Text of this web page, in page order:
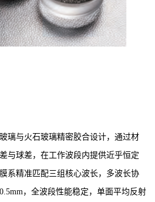
璃与火石玻璃精密胶合设计，通过材
与球差，在工作波段内提供近乎恒定
系精准匹配三组核心波长，多波长协
，全波段性能稳定，单面平均反射